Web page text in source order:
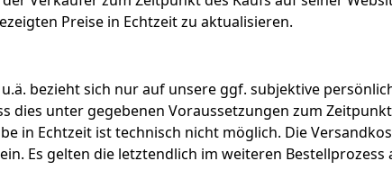
Preise in Echtzeit zu aktualisieren.
bezieht sich nur auf unsere ggf. subjektive
dies unter gegebenen Voraussetzungen zum
in Echtzeit ist technisch nicht möglich. Die
Es gelten die letztendlich im weiteren